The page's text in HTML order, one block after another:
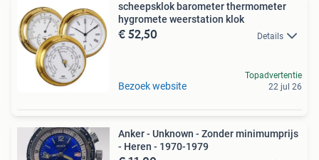
scheepsklok barometer thermometer
hygromete weerstation klok
€ 52,50 Details
Bezoek website
Topadvertentie
22 jul 26
Anker - Unknown - Zonder minimumprijs
- Heren - 1970-1979